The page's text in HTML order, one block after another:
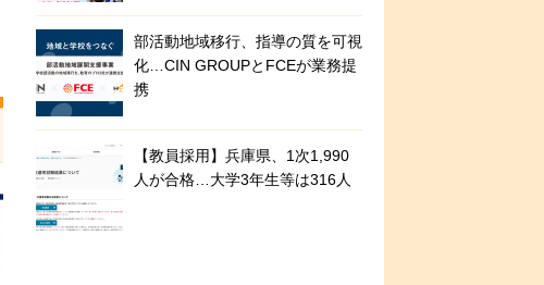
部活動地域移行、指導の質を可視
化…CIN GROUPとFCEが業務提
携
【教員採用】兵庫県、1次1,990
人が合格…大学3年生等は316人